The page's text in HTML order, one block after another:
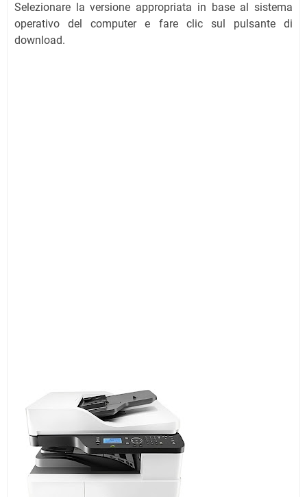
Selezionare la versione appropriata in base al sistema
operativo del computer e fare clic sul pulsante di
download.